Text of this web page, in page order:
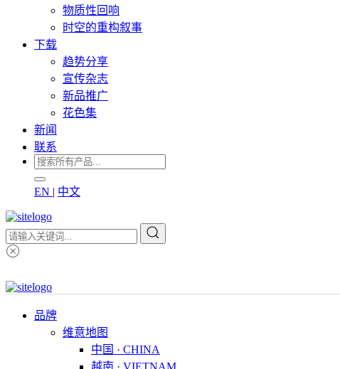
物质性回响
时空的重构叙事
下载
趋势分享
宣传杂志
新品推广
花色集
新闻
联系
EN | 中文
品牌
维意地图
中国 · CHINA
越南 · VIETNAM